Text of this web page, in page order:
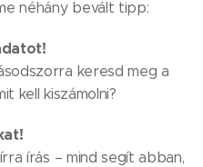
néhány bevált tipp:
keresd meg a
kell kiszámolni?
írás – mind segít abban,